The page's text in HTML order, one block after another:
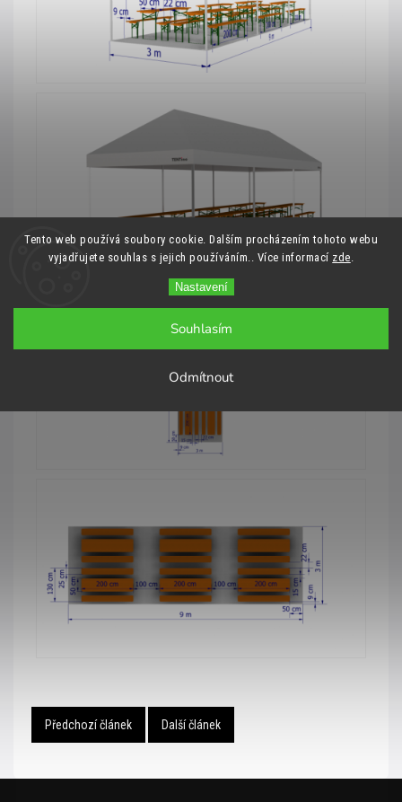
Tento web používá soubory cookie. Dalším procházením tohoto webu
vyjadřujete souhlas s jejich používáním.. Více informací zde
Nastavení
Odmítnout
Souhlasím
Předchozí článek Další článek